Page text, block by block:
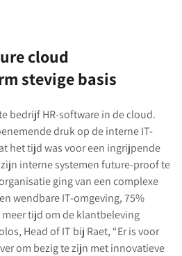
cloud
stevige basis
bedrijf HR-software in de cloud.
druk op de interne IT-
het tijd was voor een ingrijpende
interne systemen future-proof te
ging van een complexe
wendbare IT-omgeving, 75%
tijd om de klantbeleving
Head of IT bij Raet, “Er is voor
om bezig te zijn met innovatieve